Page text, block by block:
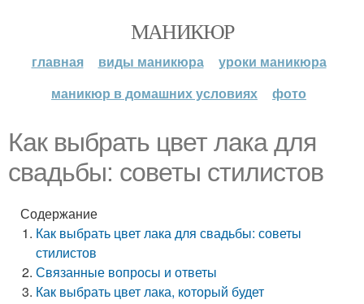
МАНИКЮР
главная виды маникюра
уроки маникюра
маникюр в домашних условиях
фото
Как выбрать цвет лака для
свадьбы: советы стилистов
Содержание
Как выбрать цвет лака для свадьбы: советы
стилистов
Связанные вопросы и ответы
Как выбрать цвет лака, который будет